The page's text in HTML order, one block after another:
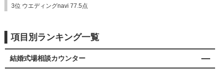
3位 ウエディングnavi 77.5点
項目別ランキング一覧
結婚式場相談カウンター